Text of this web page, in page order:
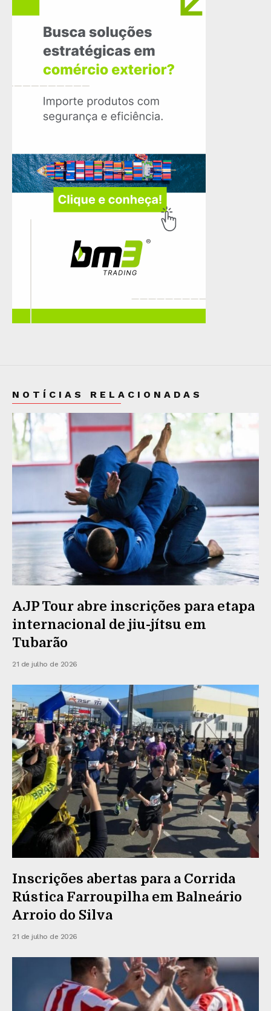
NOTÍCIAS RELACIONADAS
AJP Tour abre inscrições para etapa
internacional de jiu-jítsu em
Tubarão
21 de julho de 2026
Inscrições abertas para a Corrida
Rústica Farroupilha em Balneário
Arroio do Silva
21 de julho de 2026